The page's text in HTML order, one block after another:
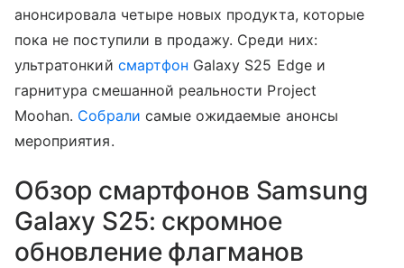
анонсировала четыре новых продукта, которые
пока не поступили в продажу. Среди них:
ультратонкий смартфон Galaxy S25 Edge и
гарнитура смешанной реальности Project
Moohan. Собрали самые ожидаемые анонсы
мероприятия.
Обзор смартфонов Samsung
Galaxy S25: скромное
обновление флагманов